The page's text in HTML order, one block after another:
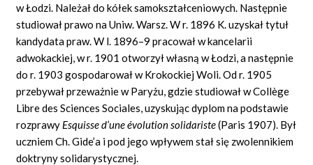
w Łodzi. Należał do kółek samokształceniowych. Następnie
studiował prawo na Uniw. Warsz. W r. 1896 K. uzyskał tytuł
kandydata praw. W l. 1896–9 pracował w kancelarii
adwokackiej, w r. 1901 otworzył własną w Łodzi, a następnie
do r. 1903 gospodarował w Krokockiej Woli. Od r. 1905
przebywał przeważnie w Paryżu, gdzie studiował wCollège
Libredes SciencesSociales,uzyskując dyplom na podstawie
rozprawy Esquisse d’une évolutionsolidariste(Paris 1907). Był
uczniemCh. Gide’a i pod jego wpływem stał się zwolennikiem
doktryny solidarystycznej.